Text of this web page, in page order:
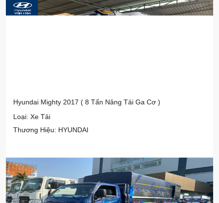
Hyundai Mighty 2017 ( 8 Tấn Nâng Tải Ga Cơ )
Loại: Xe Tải
Thương Hiệu: HYUNDAI